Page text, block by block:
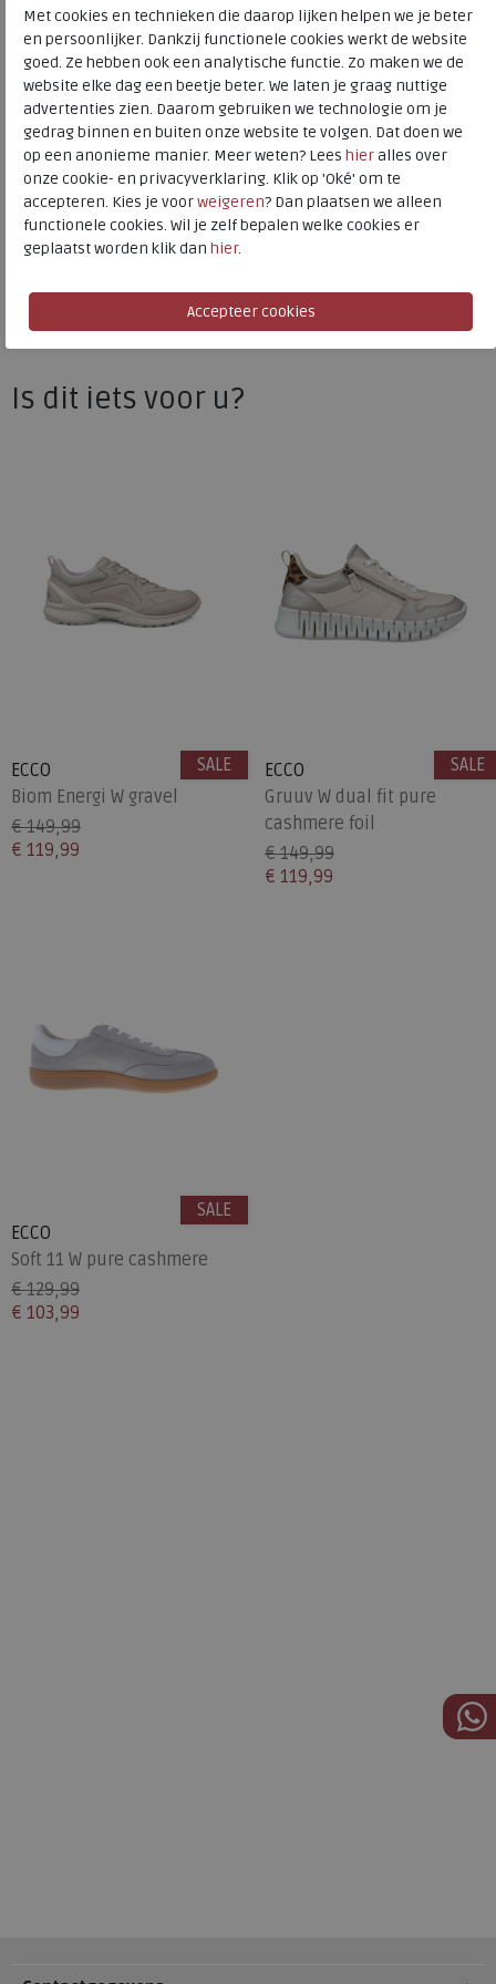
ECCO
Toon alles vanECCO
Naar alle
ECCO sneakers / veterschoenen
Kleur White
Materiaal
Leer en suede
Uitneembaar voetbed
ja
Is dit iets voor u?
ECCO
Biom Energi W gravel
€ 149,99
€ 119,99
SALE
ECCO
Gruuv W dual fit pure
cashmere foil
€ 149,99
€ 119,99
SALE
ECCO
Soft 11 W pure cashmere
€ 129,99
€ 103,99
SALE
Met cookies en technieken die daarop lijken helpen we je beter
en persoonlijker. Dankzij functionele cookies werkt de website
goed. Ze hebben ook een analytische functie. Zo maken we de
website elke dag een beetje beter. We laten je graag nuttige
advertenties zien. Daarom gebruiken we technologie om je
gedrag binnen en buiten onze website te volgen. Dat doen we
op een anonieme manier. Meer weten? Lees hieralles over
onze cookie- en privacyverklaring. Klik op 'Oké' om te
accepteren. Kies je voorweigeren? Dan plaatsen we alleen
functionele cookies. Wil je zelf bepalen welke cookies er
geplaatst worden klik dan hier.